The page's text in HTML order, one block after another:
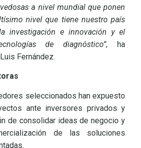
a nivel mundial que ponen
nivel que tiene nuestro país
investigación e innovación y el
de diagnóstico”, ha
Fernández.
seleccionados han expuesto
ante inversores privados y
de consolidar ideas de negocio y
de las soluciones